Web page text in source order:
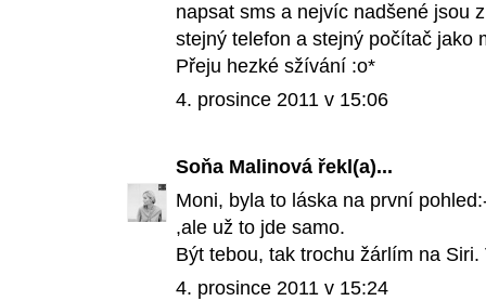
napsat sms a nejvíc nadšené jsou
stejný telefon a stejný počítač jako
Přeju hezké sžívání :o*
4. prosince 2011 v 15:06
Soňa Malinová řekl(a)...
Moni, byla to láska na první
,ale už to jde samo.
Být tebou, tak trochu žárlím na
4. prosince 2011 v 15:24